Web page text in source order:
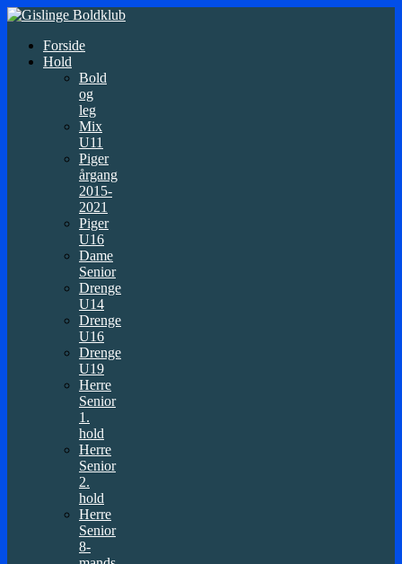
Forside
Hold
Bold
og
leg
Mix
U11
Piger
årgang
2015-
2021
Piger
U16
Dame
Senior
Drenge
U14
Drenge
U16
Drenge
U19
Herre
Senior
1.
hold
Herre
Senior
2.
hold
Herre
Senior
8-